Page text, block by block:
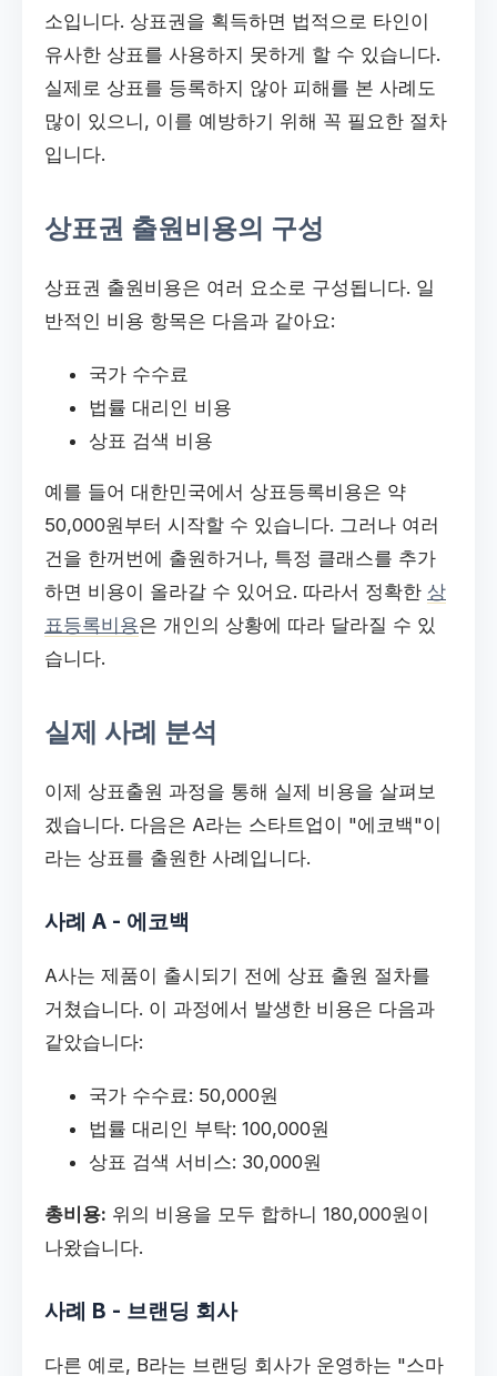
소입니다. 상표권을 획득하면 법적으로 타인이
유사한 상표를 사용하지 못하게 할 수 있습니다.
실제로 상표를 등록하지 않아 피해를 본 사례도
많이 있으니, 이를 예방하기 위해 꼭 필요한 절차
입니다.
상표권 출원비용의 구성
상표권 출원비용은 여러 요소로 구성됩니다. 일
반적인 비용 항목은 다음과 같아요:
국가 수수료
법률 대리인 비용
상표 검색 비용
예를 들어 대한민국에서 상표등록비용은 약
50,000원부터 시작할 수 있습니다. 그러나 여러
건을 한꺼번에 출원하거나, 특정 클래스를 추가
하면 비용이 올라갈 수 있어요. 따라서 정확한 상
표등록비용은 개인의 상황에 따라 달라질 수 있
습니다.
실제 사례 분석
이제 상표출원 과정을 통해 실제 비용을 살펴보
겠습니다. 다음은 A라는 스타트업이 "에코백"이
라는 상표를 출원한 사례입니다.
사례 A - 에코백
A사는 제품이 출시되기 전에 상표 출원 절차를
거쳤습니다. 이 과정에서 발생한 비용은 다음과
같았습니다:
국가 수수료: 50,000원
법률 대리인 부탁: 100,000원
상표 검색 서비스: 30,000원
총비용: 위의 비용을 모두 합하니 180,000원이
나왔습니다.
사례 B - 브랜딩 회사
다른 예로, B라는 브랜딩 회사가 운영하는 "스마